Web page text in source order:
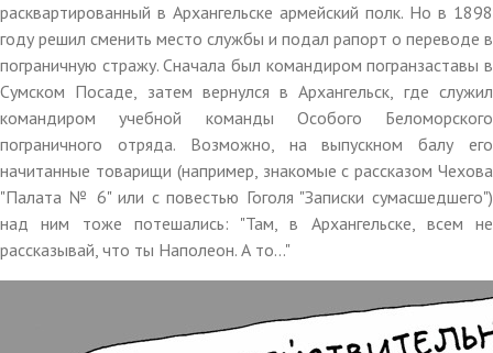
расквартированный в Архангельске армейский полк. Но в 1898
году решил сменить место службы и подал рапорт о переводе в
пограничную стражу. Сначала был командиром погранзаставы в
Сумском Посаде, затем вернулся в Архангельск, где служил
командиром учебной команды Особого Беломорского
пограничного отряда. Возможно, на выпускном балу его
начитанные товарищи (например, знакомые с рассказом Чехова
"Палата № 6" или с повестью Гоголя "Записки сумасшедшего")
над ним тоже потешались: "Там, в Архангельске, всем не
рассказывай, что ты Наполеон. А то..."